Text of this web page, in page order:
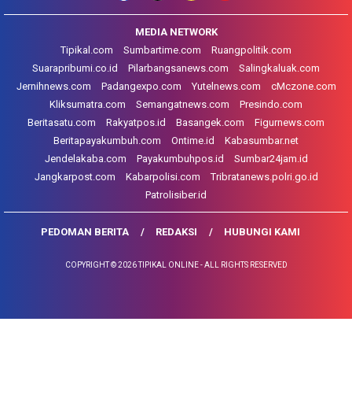
MEDIA NETWORK
Tipikal.com
Sumbartime.com
Ruangpolitik.com
Suarapribumi.co.id
Pilarbangsanews.com
Salingkaluak.com
Jernihnews.com
Padangexpo.com Yutelnews.com
cMczone.com
Kliksumatra.com
Semangatnews.com
Presindo.com
Beritasatu.com
Rakyatpos.id Basangek.com
Figurnews.com
Beritapayakumbuh.com
Ontime.id
Kabasumbar.net
Jendelakaba.com
Payakumbuhpos.id
Sumbar24jam.id
Jangkarpost.com
Kabarpolisi.com
Tribratanews.polri.go.id
Patrolisiber.id
PEDOMAN BERITA REDAKSI HUBUNGI KAMI
COPYRIGHT © 2026 TIPIKAL ONLINE - ALL RIGHTS RESERVED